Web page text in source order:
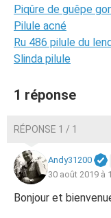
Piqûre de guêpe
Pilule acné
Ru 486 pilule du
Slinda pilule
1 réponse
RÉPONSE 1 / 1
Andy31200
30 août 2019 à
Bonjour et